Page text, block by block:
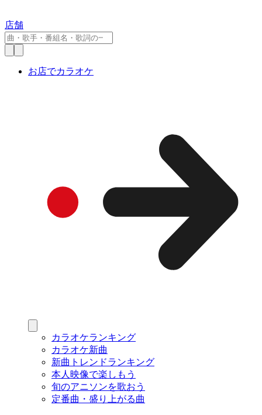
店舗
お店でカラオケ
カラオケランキング
カラオケ新曲
新曲トレンドランキング
本人映像で楽しもう
旬のアニソンを歌おう
定番曲・盛り上がる曲